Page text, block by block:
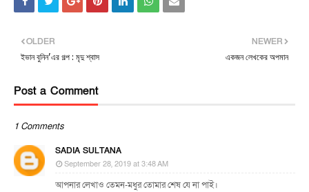
NEWER
একজন লেখকের অপমান
OLDER
ইভান বুনিন'এর গল্প : মৃদু শ্বাস
Post a Comment
1 Comments
SADIA SULTANA
September 28, 2019 at 3:48 AM
আপনার লেখাও তেমন-মধুর তোমার শেষ যে না পাই।